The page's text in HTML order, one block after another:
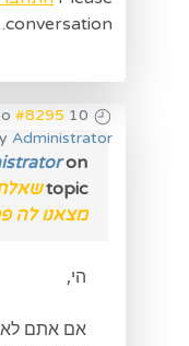
conversation.
10 years 8 months ago
#8295
Administrator
on
topic
מצאנו לה
הי,
אם אתם לא